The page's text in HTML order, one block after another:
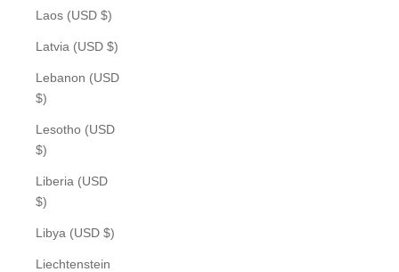
Laos (USD $)
Latvia (USD $)
Lebanon (USD
$)
Lesotho (USD
$)
Liberia (USD
$)
Libya (USD $)
Liechtenstein